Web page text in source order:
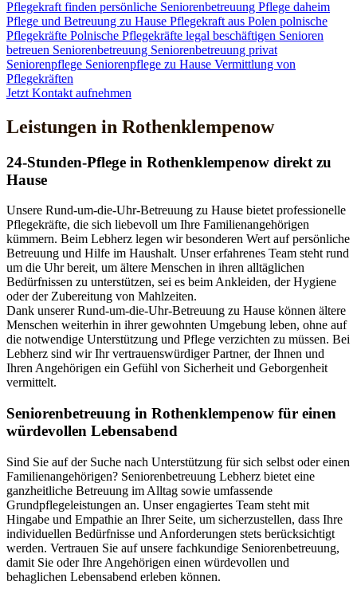
Pflegekraft finden persönliche Seniorenbetreuung Pflege daheim
Pflege und Betreuung zu Hause Pflegekraft aus Polen polnische
Pflegekräfte Polnische Pflegekräfte legal beschäftigen Senioren
betreuen Seniorenbetreuung Seniorenbetreuung privat
Seniorenpflege Seniorenpflege zu Hause Vermittlung von
Pflegekräften
Jetzt Kontakt aufnehmen
Leistungen in Rothenklempenow
24-Stunden-Pflege in Rothenklempenow direkt zu
Hause
Unsere Rund-um-die-Uhr-Betreuung zu Hause bietet professionelle
Pflegekräfte, die sich liebevoll um Ihre Familienangehörigen
kümmern. Beim Lebherz legen wir besonderen Wert auf persönliche
Betreuung und Hilfe im Haushalt. Unser erfahrenes Team steht rund
um die Uhr bereit, um ältere Menschen in ihren alltäglichen
Bedürfnissen zu unterstützen, sei es beim Ankleiden, der Hygiene
oder der Zubereitung von Mahlzeiten.
Dank unserer Rund-um-die-Uhr-Betreuung zu Hause können ältere
Menschen weiterhin in ihrer gewohnten Umgebung leben, ohne auf
die notwendige Unterstützung und Pflege verzichten zu müssen. Bei
Lebherz sind wir Ihr vertrauenswürdiger Partner, der Ihnen und
Ihren Angehörigen ein Gefühl von Sicherheit und Geborgenheit
vermittelt.
Senioren­betreuung in Rothenklempenow für einen
würdevollen Lebensabend
Sind Sie auf der Suche nach Unterstützung für sich selbst oder einen
Familienangehörigen? Seniorenbetreuung Lebherz bietet eine
ganzheitliche Betreuung im Alltag sowie umfassende
Grundpflegeleistungen an. Unser engagiertes Team steht mit
Hingabe und Empathie an Ihrer Seite, um sicherzustellen, dass Ihre
individuellen Bedürfnisse und Anforderungen stets berücksichtigt
werden. Vertrauen Sie auf unsere fachkundige Seniorenbetreuung,
damit Sie oder Ihre Angehörigen einen würdevollen und
behaglichen Lebensabend erleben können.